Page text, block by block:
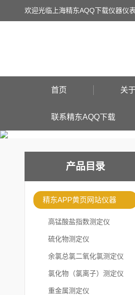
欢迎光临上海精东AQQ下载仪器仪
首页 关
联系精东AQQ下载
产品目录
精东APP黄页网站仪器
高锰酸盐指数测定仪
硫化物测定仪
余氯总氯二氧化氯测定仪
氯化物（氯离子）测定仪
重金属测定仪